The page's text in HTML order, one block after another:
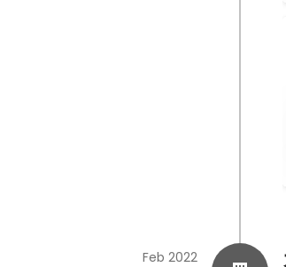
Feb 2022